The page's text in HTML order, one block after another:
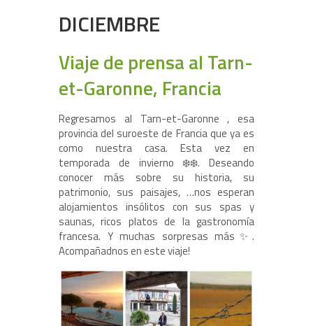
DICIEMBRE
Viaje de prensa al Tarn-
et-Garonne, Francia
Regresamos al Tarn-et-Garonne , esa
provincia del suroeste de Francia que ya es
como nuestra casa. Esta vez en
temporada de invierno ❄️❄️. Deseando
conocer más sobre su historia, su
patrimonio, sus paisajes️, …nos esperan
alojamientos insólitos con sus spas y
saunas, ricos platos de la gastronomía
francesa. Y muchas sorpresas más✨.
Acompañadnos en este viaje!